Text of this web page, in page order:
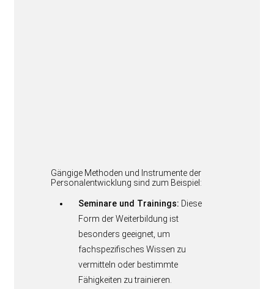
Gängige Methoden und Instrumente der
Personalentwicklung sind zum Beispiel:
Seminare und Trainings: Diese
Form der Weiterbildung ist
besonders geeignet, um
fachspezifisches Wissen zu
vermitteln oder bestimmte
Fähigkeiten zu trainieren.